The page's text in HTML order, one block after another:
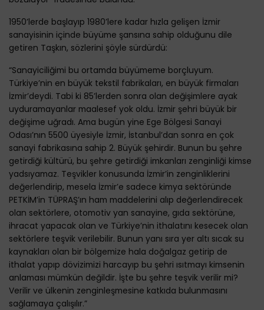
1950’lerde başlayıp 1980’lere kadar hızla gelişen İzmir
sanayisinin içinde büyüme şansına sahip olduğunu dile
getiren Taşkın, sözlerini şöyle sürdürdü:
“Sanayiciliğimi bu ortamda büyümeme borçluyum.
Türkiye’nin en büyük tekstil fabrikaları, en büyük firmaları
İzmir’deydi. Tabi ki 85’lerden sonra olan değişimlere ayak
uyduramayanlar maalesef yok oldu. İzmir şehri büyük bir
değişime uğradı. Ama bugün yine Ege Bölgesi Sanayi
Odası’nın 5500 üyesiyle İzmir, İstanbul’dan sonra en çok
sanayi fabrikasına sahip 2. Büyük şehirdir. Bunun bu şehre
getirdiği kültürü, bu şehre getirdiği imkanları zenginliği kimse
yadsıyamaz. Teşvikler konusunda İzmir’in zenginliklerini
değerlendirip, mesela İzmir’e sadece kimya sektöründe
PETKİM’in TÜPRAŞ’ın ham maddelerini alıp değerlendirecek
olan sektörlere, otomotiv yan sanayine, gıda sektörüne,
ihracat yapacak olan ve Türkiye’nin ithalatını kesecek olan
sektörlere teşvik verilebilir. Bunun yanı sıra yer altı sıcak su
kaynakları olan bir bölgemize hala doğalgaz getirip de
ithalat yapıp dövizimizi harcayıp bu şehri ısıtmayı kimsenin
anlaması mümkün değildir. İşte bu şehre teşvik verilir mi?
Verilir ve ülkenin zenginleşmesine katkıda bulunmasını
sağlamaya çalışılır.”